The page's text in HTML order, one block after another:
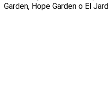
Garden, Hope Garden o El